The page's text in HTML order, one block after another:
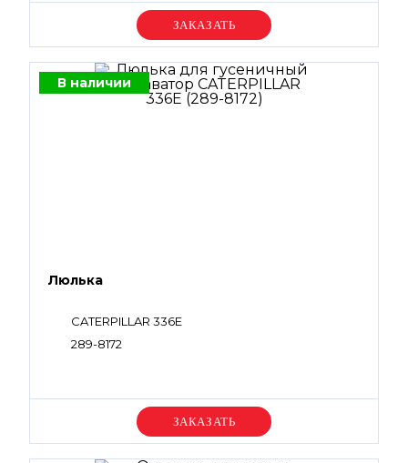
Уточняйте цену
В наличии
Люлька
CATERPILLAR 336E
289-8172
Уточняйте цену